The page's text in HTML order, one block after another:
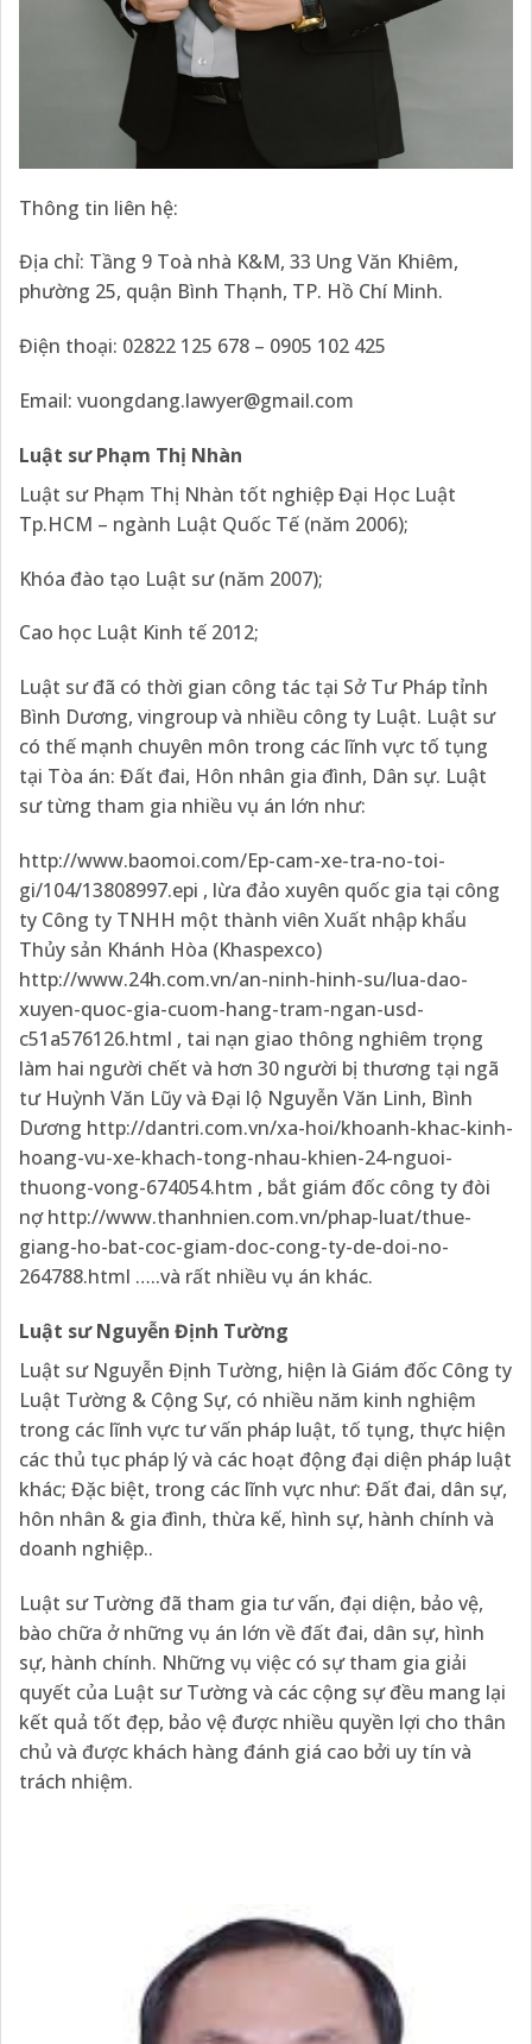
Thông tin liên hệ:
Địa chỉ: Tầng 9 Toà nhà K&M, 33 Ung Văn Khiêm,
phường 25, quận Bình Thạnh, TP. Hồ Chí Minh.
Điện thoại: 02822 125 678 – 0905 102 425
Email: vuongdang.lawyer@gmail.com
Luật sư Phạm Thị Nhàn
Luật sư Phạm Thị Nhàn tốt nghiệp Đại Học Luật
Tp.HCM – ngành Luật Quốc Tế (năm 2006);
Khóa đào tạo Luật sư (năm 2007);
Cao học Luật Kinh tế 2012;
Luật sư đã có thời gian công tác tại Sở Tư Pháp tỉnh
Bình Dương, vingroup và nhiều công ty Luật. Luật sư
có thế mạnh chuyên môn trong các lĩnh vực tố tụng
tại Tòa án: Đất đai, Hôn nhân gia đình, Dân sự. Luật
sư từng tham gia nhiều vụ án lớn như:
http://www.baomoi.com/Ep-cam-xe-tra-no-toi-
gi/104/13808997.epi , lừa đảo xuyên quốc gia tại công
ty Công ty TNHH một thành viên Xuất nhập khẩu
Thủy sản Khánh Hòa (Khaspexco)
http://www.24h.com.vn/an-ninh-hinh-su/lua-dao-
xuyen-quoc-gia-cuom-hang-tram-ngan-usd-
c51a576126.html , tai nạn giao thông nghiêm trọng
làm hai người chết và hơn 30 người bị thương tại ngã
tư Huỳnh Văn Lũy và Đại lộ Nguyễn Văn Linh, Bình
Dương http://dantri.com.vn/xa-hoi/khoanh-khac-kinh-
hoang-vu-xe-khach-tong-nhau-khien-24-nguoi-
thuong-vong-674054.htm , bắt giám đốc công ty đòi
nợhttp://www.thanhnien.com.vn/phap-luat/thue-
giang-ho-bat-coc-giam-doc-cong-ty-de-doi-no-
264788.html …..và rất nhiều vụ án khác.
Luật sư Nguyễn Định Tường
Luật sư Nguyễn Định Tường, hiện là Giám đốc Công ty
Luật Tường & Cộng Sự, có nhiều năm kinh nghiệm
trong các lĩnh vực tư vấn pháp luật, tố tụng, thực hiện
các thủ tục pháp lý và các hoạt động đại diện pháp luật
khác; Đặc biệt, trong các lĩnh vực như: Đất đai, dân sự,
hôn nhân & gia đình, thừa kế, hình sự, hành chính và
doanh nghiệp..
Luật sư Tường đã tham gia tư vấn, đại diện, bảo vệ,
bào chữa ở những vụ án lớn về đất đai, dân sự, hình
sự, hành chính. Những vụ việc có sự tham gia giải
quyết của Luật sư Tường và các cộng sự đều mang lại
kết quả tốt đẹp, bảo vệ được nhiều quyền lợi cho thân
chủ và được khách hàng đánh giá cao bởi uy tín và
trách nhiệm.